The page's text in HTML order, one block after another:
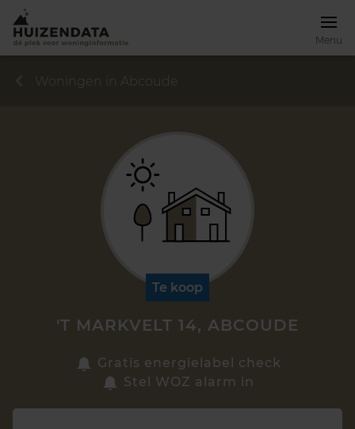
Menu
Zoek een woning
Woningen in Abcoude
Te koop
'T MARKVELT 14, ABCOUDE
Gratis energielabel check
Stel WOZ alarm in